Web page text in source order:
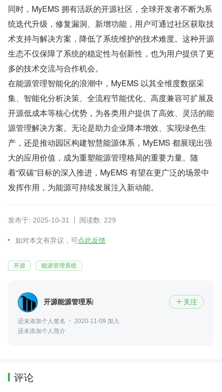
同时，MyEMS 拥有活跃的开源社区，全球开发者不断为系
统迭代升级，修复漏洞、新增功能，用户可通过社区获取技
术支持与解决方案，降低了系统维护的技术难度。这种开源
生态不仅保障了系统的稳定性与创新性，也为用户提供了更
多的技术交流与合作机会。
在能源管理智能化的浪潮中，MyEMS 以其全维度数据采
集、智能化分析决策、全流程节能优化、高度兼容可扩展及
开源低成本等核心优势，为各类用户提供了高效、灵活的能
源管理解决方案。无论是助力企业降本增效、实现绿色生
产，还是推动园区构建智慧能源体系，MyEMS 都展现出强
大的应用价值，成为重塑能源管理格局的重要力量。随
着“双碳”目标的深入推进，MyEMS 有望在更广泛的场景中
发挥作用，为能源可持续发展注入新动能。
发布于: 2025-10-31 阅读数: 229
如对本文有异议，可点此反馈
开源 能源管理系统
开源能源管理系统  关注
还未添加个人签名
2020-11-09 加入
还未添加个人简介
评论